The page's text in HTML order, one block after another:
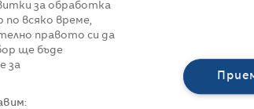
Реклама
За нас
Политика за
Управление на
за обработка
по всяко време,
правото си да
ще бъде
за